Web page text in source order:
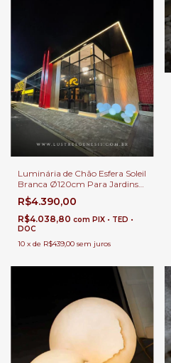
Luminária de Chão Esfera Soleil
Branca Ø120cm Para Jardins
Externos, Jardim de Inverno e
Áreas Internas.
R$4.390,00
R$4.038,80 com PIX • TED •
DOC
10 x de R$439,00 sem juros